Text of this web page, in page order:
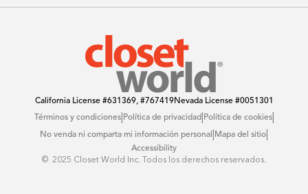
California License#631369, #767419Nevada License#0051301
Términos y condiciones| Política de privacidad| Política de cookies|
No venda ni comparta mi información personal Mapa del sitio
Accessibility
© ️ 2025 Closet World Inc. Todos los derechos reservados.